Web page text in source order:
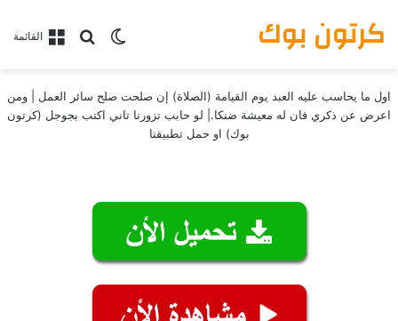
القائمةبحث عن
الوضع المظلم كرتون بوك
اول ما يحاسب عليه العبد يوم القيامة (الصلاة) إن صلحت صلح سائر العمل | ومن
اعرض عن ذكري فان له معيشة ضنكا.| لو حابب تزورنا تاني اكتب بجوجل (كرتون
بوك) او حمل تطبيقنا